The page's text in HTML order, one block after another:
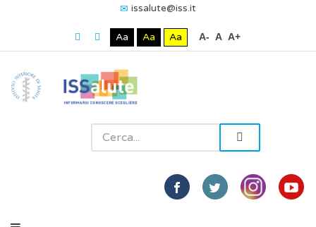
issalute@iss.it
Aa Aa Aa A- A A+